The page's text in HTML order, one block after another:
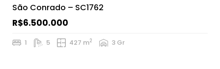
São Conrado – SC1762
R$6.500.000
1 5 427 m2 3 Gr